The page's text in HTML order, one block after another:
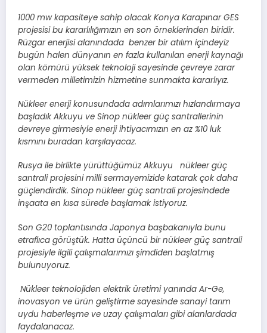
1000 mw kapasiteye sahip olacak Konya Karapınar GES
projesisi bu kararlılığımızın en son örneklerinden biridir.
Rüzgar enerjisi alanındada benzer bir atılım içindeyiz
bugün halen dünyanın en fazla kullanılan enerji kaynağı
olan kömürü yüksek teknoloji sayesinde çevreye zarar
vermeden milletimizin hizmetine sunmakta kararlıyız.
Nükleer enerji konusundada adımlarımızı hızlandırmaya
başladık Akkuyu ve Sinop nükleer güç santrallerinin
devreye girmesiyle enerji ihtiyacımızın en az %10 luk
kısmını buradan karşılayacaz.
Rusya ile birlikte yürüttüğümüz Akkuyu nükleer güç
santrali projesini milli sermayemizide katarak çok daha
güçlendirdik. Sinop nükleer güç santrali projesindede
inşaata en kısa sürede başlamak istiyoruz.
Son G20 toplantısında Japonya başbakanıyla bunu
etraflıca görüştük. Hatta üçüncü bir nükleer güç santrali
projesiyle ilgili çalışmalarımızı şimdiden başlatmış
bulunuyoruz.
Nükleer teknolojiden elektrik üretimi yanında Ar-Ge,
inovasyon ve ürün geliştirme sayesinde sanayi tarım
uydu haberleşme ve uzay çalışmaları gibi alanlardada
faydalanacaz.